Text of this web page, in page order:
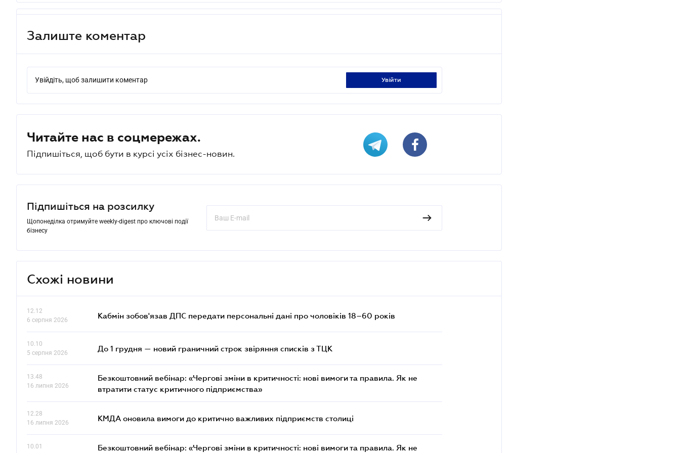
Залиште коментар
Увійдіть, щоб залишити коментар увійти
Читайте нас в соцмережах.
Підпишіться, щоб бути в курсі усіх бізнес-новин.
Підпишіться на розсилку
Щопонеділка отримуйте weekly-digest про ключові події
бізнесу
Схожі новини
12.12
6 серпня 2026
Кабмін зобов'язав ДПС передати персональні дані про чоловіків 18–60 років
10.10
5 серпня 2026
До 1 грудня — новий граничний строк звіряння списків з ТЦК
13.48
16 липня 2026
Безкоштовний вебінар: «Чергові зміни в критичності: нові вимоги та правила. Як не
втратити статус критичного підприємства»
12.28
16 липня 2026
КМДА оновила вимоги до критично важливих підприємств столиці
10.01
Безкоштовний вебінар: «Чергові зміни в критичності: нові вимоги та правила. Як не